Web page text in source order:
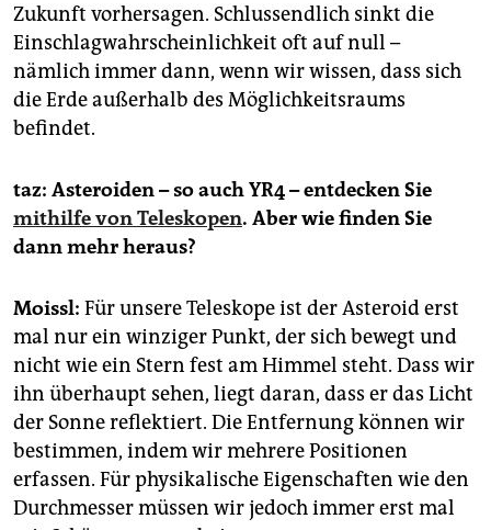
Zukunft vorhersagen. Schlussendlich sinkt die
Einschlagwahrscheinlichkeit oft auf null –
nämlich immer dann, wenn wir wissen, dass sich
die Erde außerhalb des Möglichkeitsraums
befindet.
taz: Asteroiden – so auch YR4 – entdecken Sie
mithilfe von Teleskopen. Aber wie finden Sie
dann mehr heraus?
Moissl: Für unsere Teleskope ist der Asteroid erst
mal nur ein winziger Punkt, der sich bewegt und
nicht wie ein Stern fest am Himmel steht. Dass wir
ihn überhaupt sehen, liegt daran, dass er das Licht
der Sonne reflektiert. Die Entfernung können wir
bestimmen, indem wir mehrere Positionen
erfassen. Für physikalische Eigenschaften wie den
Durchmesser müssen wir jedoch immer erst mal